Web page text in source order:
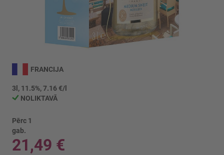
galerijas
sākumu
FRANCIJA
3l, 11.5%, 7.16 €/l
NOLIKTAVĀ
Pērc 1
gab.
21,49 €